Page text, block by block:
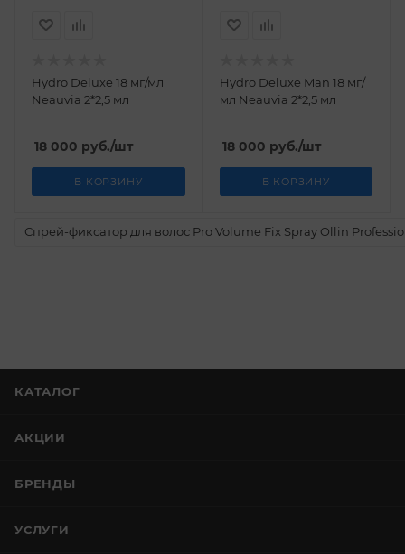
Hydro Deluxe 18 мг/мл
Neauvia 2*2,5 мл
18 000 руб./шт
В КОРЗИНУ
Hydro Deluxe Man 18 мг/
мл Neauvia 2*2,5 мл
18 000 руб./шт
В КОРЗИНУ
Спрей-фиксатор для волос Pro Volume Fix Spray Ollin
КАТАЛОГ
АКЦИИ
БРЕНДЫ
УСЛУГИ